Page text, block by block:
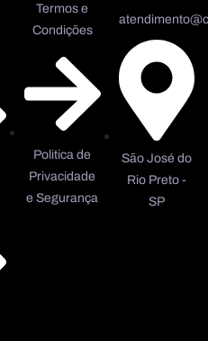
Termos e
Condições
Politica de
Privacidade
e Segurança
São José do
Rio Preto -
SP